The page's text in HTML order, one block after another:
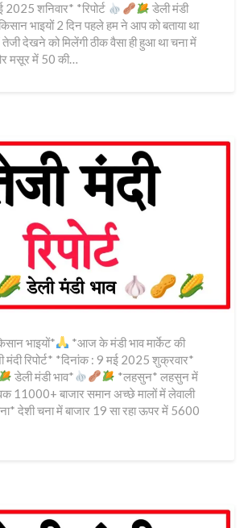
शनिवार* *रिपोर्ट
डेली मंडी
भाइयों 2 दिन पहले हम ने आप को बताया था
देखने को मिलेंगी ठीक वैसा ही हुआ था चना में
मसूर में 50 की…
भाइयों*
*आज के मंडी भाव मार्केट की
रिपोर्ट* *दिनांक : 9 मई 2025 शुक्रवार*
डेली मंडी भाव*
*लहसुन* लहसुन में
11000+ बाजार समान अच्छे मालों में लेवाली
देशी चना में बाजार 19 सा रहा ऊपर में 5600